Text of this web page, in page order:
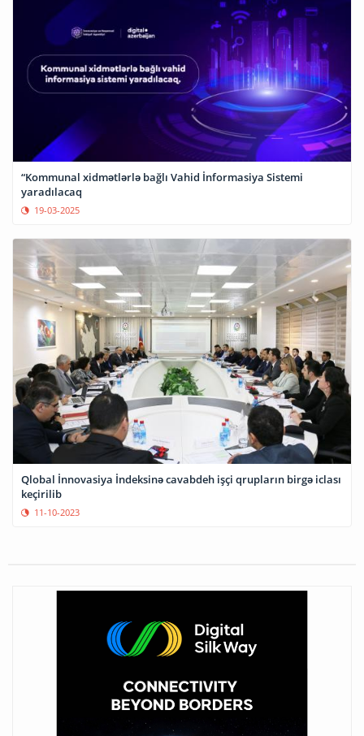
“Kommunal xidmətlərlə bağlı Vahid İnformasiya Sistemi
yaradılacaq
19-03-2025
Qlobal İnnovasiya İndeksinə cavabdeh işçi qrupların birgə iclası
keçirilib
11-10-2023